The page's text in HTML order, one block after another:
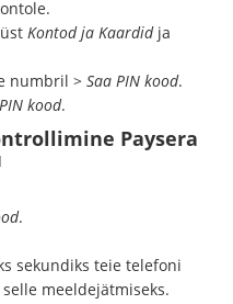
Kontod ja Kaardidja
numbril > Saa PIN kood.
kood.
Paysera
.
sekundiks teie telefoni
meeldejätmiseks.